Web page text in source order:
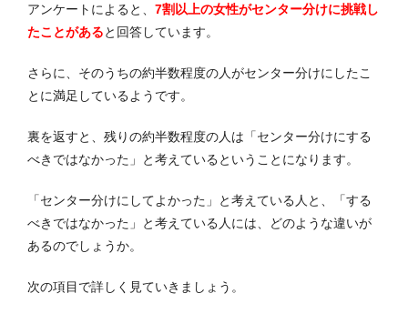
アンケートによると、 7割以上の女性がセンター分けに挑戦し
たことがあると回答しています。
さらに、そのうちの約半数程度の人がセンター分けにしたこ
とに満足しているようです。
裏を返すと、残りの約半数程度の人は「センター分けにする
べきではなかった」と考えているということになります。
「センター分けにしてよかった」と考えている人と、「する
べきではなかった」と考えている人には、どのような違いが
あるのでしょうか。
次の項目で詳しく見ていきましょう。